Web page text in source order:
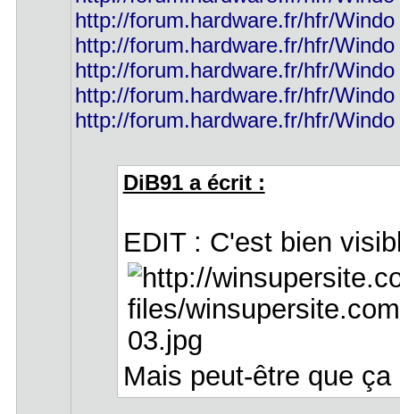
http://forum.hardware.fr/hfr/
http://forum.hardware.fr/hfr/
http://forum.hardware.fr/hfr/
http://forum.hardware.fr/hfr/
http://forum.hardware.fr/hfr/
DiB91 a écrit :
EDIT : C'est bien
Mais peut-être que